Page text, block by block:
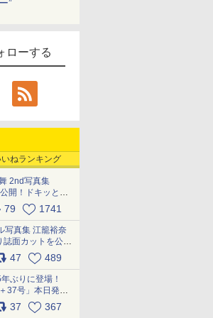
”
ローする
いねランキング
2nd写真集
開！ドキッとす
たな挑戦
79 1741
写真集 江籠裕奈
誌面カットを公
47 489
ぶりに登場！
37号」本日発
37 367